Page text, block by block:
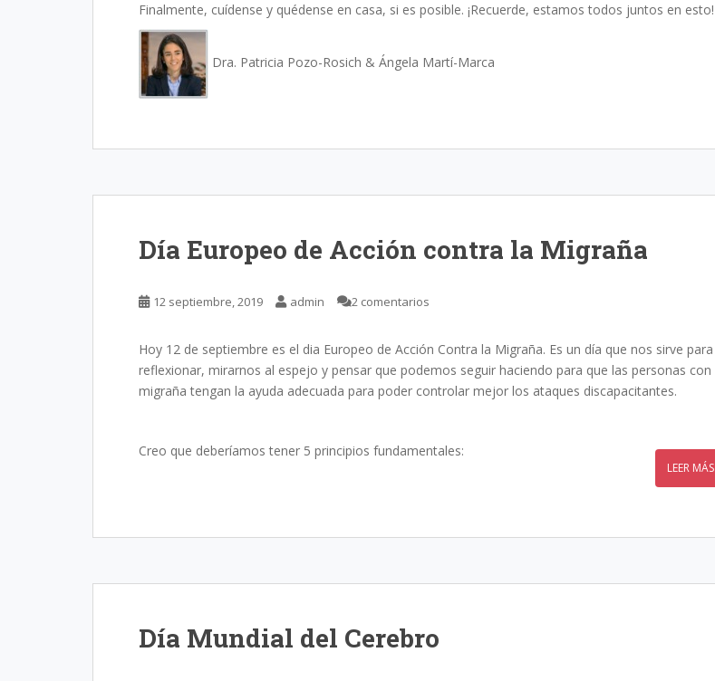
Finalmente, cuídense y quédense en casa, si es posible. ¡Recuerde, estamos todos juntos en esto!
Dra. Patricia Pozo-Rosich & Ángela Martí-Marca
Día Europeo de Acción contra la Migraña
12 septiembre, 2019 admin 2 comentarios
Hoy 12 de septiembre es el dia Europeo de Acción Contra la Migraña. Es un día que nos sirve para
reflexionar, mirarnos al espejo y pensar que podemos seguir haciendo para que las personas con
migraña tengan la ayuda adecuada para poder controlar mejor los ataques discapacitantes.
Creo que deberíamos tener 5 principios fundamentales:
LEER MÁS
Día Mundial del Cerebro